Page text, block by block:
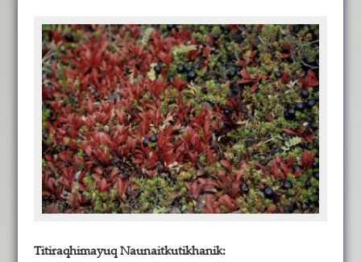
Titiraqhimayuq Naunaitkutikhanik: